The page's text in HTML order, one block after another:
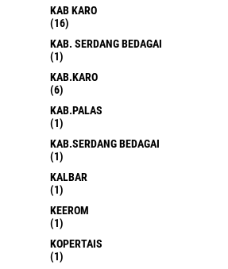
KAB KARO
(16)
KAB. SERDANG BEDAGAI
(1)
KAB.KARO
(6)
KAB.PALAS
(1)
KAB.SERDANG BEDAGAI
(1)
KALBAR
(1)
KEEROM
(1)
KOPERTAIS
(1)